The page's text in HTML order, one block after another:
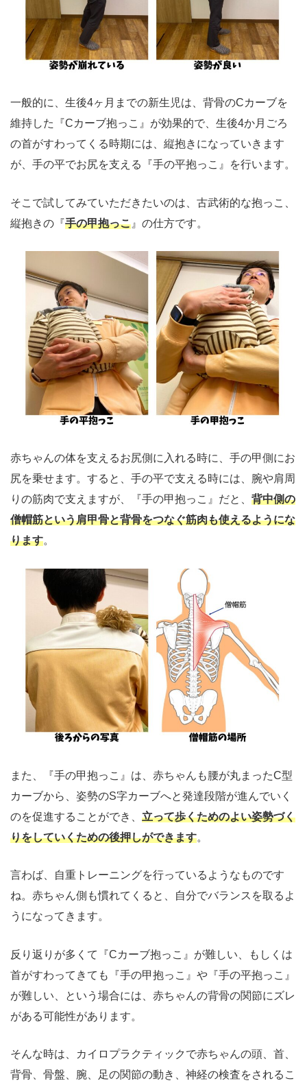
一般的に、生後4ヶ月までの新生児は、背骨のCカーブを
維持した『Cカーブ抱っこ』が効果的で、生後4か月ごろ
の首がすわってくる時期には、縦抱きになっていきます
が、手の平でお尻を支える『手の平抱っこ』を行います。
そこで試してみていただきたいのは、古武術的な抱っこ、
縦抱きの『手の甲抱っこ 』の仕方です。
赤ちゃんの体を支えるお尻側に入れる時に、手の甲側にお
尻を乗せます。すると、手の平で支える時には、腕や肩周
りの筋肉で支えますが、『手の甲抱っこ』だと、 背中側の
僧帽筋という肩甲骨と背骨をつなぐ筋肉も使えるようにな
ります。
また、『手の甲抱っこ』は、赤ちゃんも腰が丸まったC型
カーブから、姿勢のS字カーブへと発達段階が進んでいく
のを促進することができ、 立って歩くためのよい姿勢づく
りをしていくための後押しができます。
言わば、自重トレーニングを行っているようなものです
ね。赤ちゃん側も慣れてくると、自分でバランスを取るよ
うになってきます。
反り返りが多くて『Cカーブ抱っこ』が難しい、もしくは
首がすわってきても『手の甲抱っこ』や『手の平抱っこ』
が難しい、という場合には、赤ちゃんの背骨の関節にズレ
がある可能性があります。
そんな時は、カイロプラクティックで赤ちゃんの頭、首、
背骨、骨盤、腕、足の関節の動き、神経の検査をされるこ